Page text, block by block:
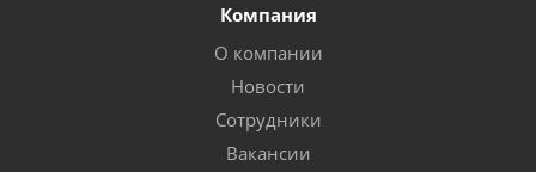
Компания
О компании
Новости
Сотрудники
Вакансии